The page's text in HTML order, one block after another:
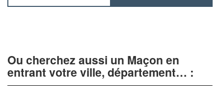
Ou cherchez aussi un Maçon en
entrant votre ville, département… :